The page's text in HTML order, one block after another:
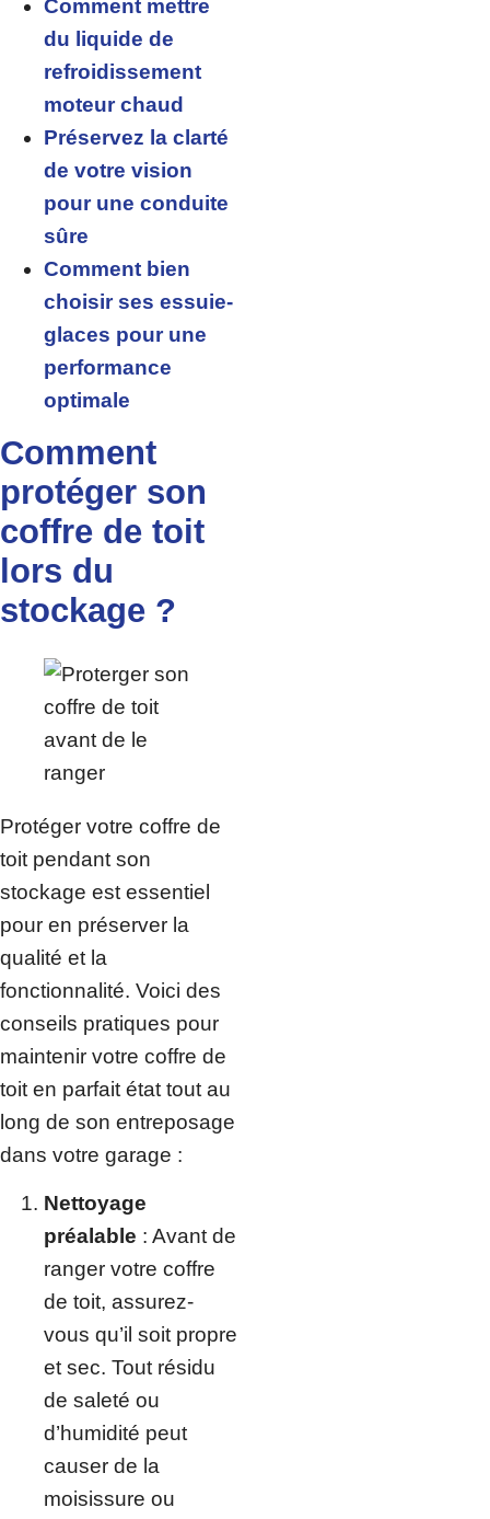
Comment mettre
du liquide de
refroidissement
moteur chaud
Préservez la clarté
de votre vision
pour une conduite
sûre
Comment bien
choisir ses essuie-
glaces pour une
performance
optimale
Comment
protéger son
coffre de toit
lors du
stockage ?
Protéger votre coffre de
toit pendant son
stockage est essentiel
pour en préserver la
qualité et la
fonctionnalité. Voici des
conseils pratiques pour
maintenir votre coffre de
toit en parfait état tout au
long de son entreposage
dans votre garage :
Nettoyage
préalable : Avant de
ranger votre coffre
de toit, assurez-
vous qu’il soit propre
et sec. Tout résidu
de saleté ou
d’humidité peut
causer de la
moisissure ou